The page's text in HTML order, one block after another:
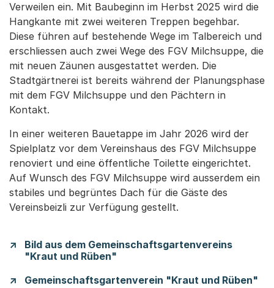
Verweilen ein. Mit Baubeginn im Herbst 2025 wird die
Hangkante mit zwei weiteren Treppen begehbar.
Diese führen auf bestehende Wege im Talbereich und
erschliessen auch zwei Wege des FGV Milchsuppe, die
mit neuen Zäunen ausgestattet werden. Die
Stadtgärtnerei ist bereits während der Planungsphase
mit dem FGV Milchsuppe und den Pächtern in
Kontakt.
In einer weiteren Bauetappe im Jahr 2026 wird der
Spielplatz vor dem Vereinshaus des FGV Milchsuppe
renoviert und eine öffentliche Toilette eingerichtet.
Auf Wunsch des FGV Milchsuppe wird ausserdem ein
stabiles und begrüntes Dach für die Gäste des
Vereinsbeizli zur Verfügung gestellt.
Bild aus dem Gemeinschaftsgartenvereins
"Kraut und Rüben"
Gemeinschaftsgartenverein "Kraut und Rüben"